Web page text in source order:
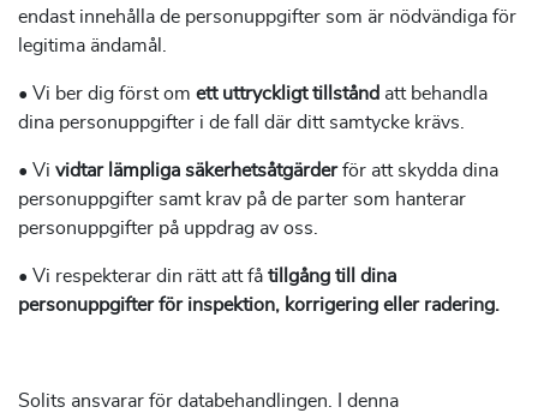
endast innehålla de personuppgifter som är nödvändiga för
legitima ändamål.
• Vi ber dig först om ett uttryckligt tillstånd att behandla
dina personuppgifter i de fall där ditt samtycke krävs.
• Vi vidtar lämpliga säkerhetsåtgärderför att skydda dina
personuppgifter samt krav på de parter som hanterar
personuppgifter på uppdrag av oss.
• Vi respekterar din rätt att få tillgång till dina
personuppgifter för inspektion, korrigering eller radering.
Solits ansvarar för databehandlingen. I denna